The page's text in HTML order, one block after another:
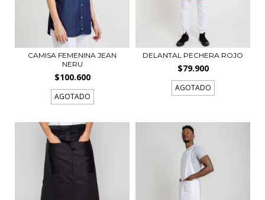
CAMISA FEMENINA JEAN
NERU
$100.600
AGOTADO
DELANTAL PECHERA ROJO
$79.900
AGOTADO